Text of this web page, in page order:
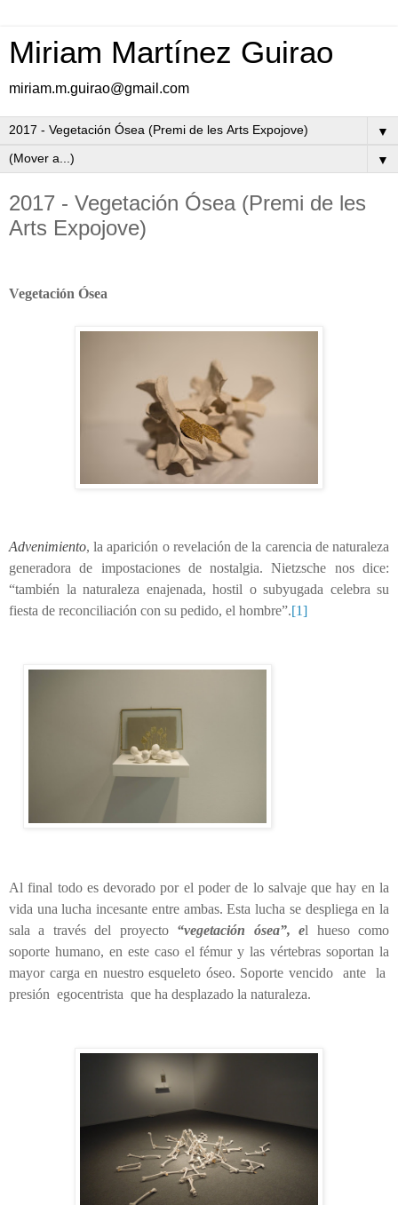
Miriam Martínez Guirao
miriam.m.guirao@gmail.com
▼
▼
2017 - Vegetación Ósea (Premi de les
Arts Expojove)
Vegetación Ósea
Advenimiento, la aparición o revelación de la carencia de naturaleza
generadora de impostaciones de nostalgia. Nietzsche nos dice:
“también la naturaleza enajenada, hostil o subyugada celebra su
fiesta de reconciliación con su pedido, el hombre”.[1]
Al final todo es devorado por el poder de lo salvaje que hay en la
vida una lucha incesante entre ambas. Esta lucha se despliega en la
sala a través del proyecto
“vegetación ósea”, el hueso como
soporte humano, en este caso el fémur y las vértebras soportan la
mayor carga en nuestro esqueleto óseo. Soporte vencido ante la
presión egocentrista que ha desplazado la naturaleza.